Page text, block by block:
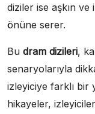
diziler ise aşkın ve
önüne serer.
Bu dram dizileri,
senaryolarıyla
izleyiciye farklı bir
hikayeler,